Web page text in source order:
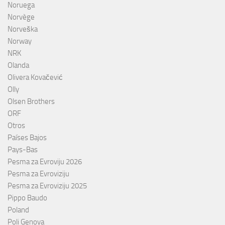
Noruega
Norvège
Norveška
Norway
NRK
Olanda
Olivera Kovačević
Olly
Olsen Brothers
ORF
Otros
Países Bajos
Pays-Bas
Pesma za Evroviju 2026
Pesma za Evroviziju
Pesma za Evroviziju 2025
Pippo Baudo
Poland
Poli Genova